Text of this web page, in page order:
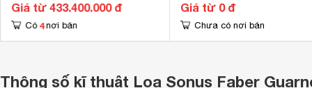
Giá từ 433.400.000 đ
Có 4 nơi bán
Giá từ 0 đ
Chưa có nơi bán
Thông số kĩ thuật Loa Sonus Faber